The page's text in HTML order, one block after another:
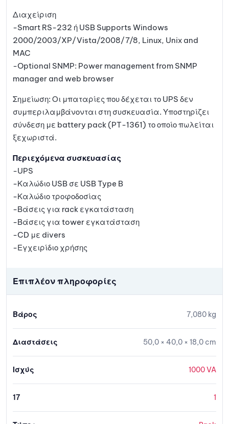
Διαχείριση
-Smart RS-232 ή USB Supports Windows
2000/2003/XP/Vista/2008/7/8, Linux, Unix and
MAC
-Optional SNMP: Power management from SNMP
manager and web browser
Σημείωση: Οι μπαταρίες που δέχεται το UPS δεν
συμπεριλαμβάνονται στη συσκευασία. Υποστηρίζει
σύνδεση με battery pack (PT-1361) το οποίο πωλείται
ξεχωριστά.
Περιεχόμενα συσκευασίας
-UPS
-Καλώδιο USB σε USB Type B
-Καλώδιο τροφοδοσίας
-Βάσεις για rack εγκατάσταση
-Βάσεις για tower εγκατάσταση
-CD με divers
-Εγχειρίδιο χρήσης
Επιπλέον πληροφορίες
Βάρος 7,080 kg
Διαστάσεις 50,0 × 40,0 × 18,0 cm
Ισχύς 1000 VA
17 1